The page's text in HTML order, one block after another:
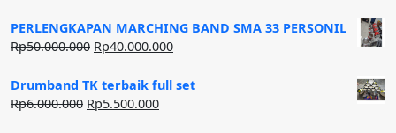
adalah:
Rp20.000.000.
ini
adalah:
PERLENGKAPAN MARCHING BAND SMA 33 PERSONIL
Rp50.000.000 Harga
adalah:
Rp50.000.000.
Rp40.000.000Harga
ini
Drumband TK terbaik full set
Rp6.000.000 Harga
Rp5.500.000Harga